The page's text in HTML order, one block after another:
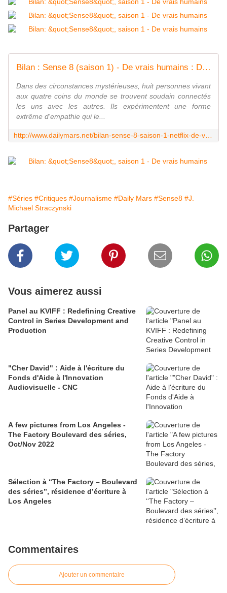
Bilan : Sense 8 (saison 1) - De vrais humains : Daily mars
Dans des circonstances mystérieuses, huit personnes vivant
aux quatre coins du monde se trouvent soudain connectés
les uns avec les autres. Ils expérimentent une forme
extrême d'empathie qui le...
#Séries #Critiques #Journalisme #Daily Mars #Sense8 #J.
Michael Straczynski
Partager
Vous aimerez aussi
Panel au KVIFF : Redefining Creative
Control in Series Development and
Production
"Cher David" : Aide à l'écriture du
Fonds d'Aide à l'Innovation
Audiovisuelle - CNC
A few pictures from Los Angeles -
The Factory Boulevard des séries,
Oct/Nov 2022
Sélection à ‘‘The Factory – Boulevard
des séries’’, résidence d’écriture à
Los Angeles
Commentaires
Ajouter un commentaire